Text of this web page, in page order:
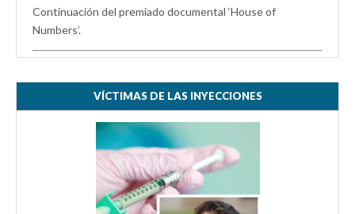
Continuación del premiado documental ‘House of
Numbers’.
VÍCTIMAS DE LAS INYECCIONES